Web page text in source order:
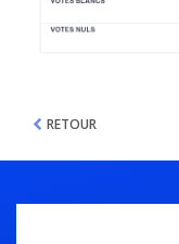
RETOUR